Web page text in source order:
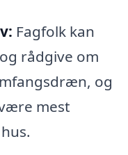
Fagfolk kan
rådgive om
og
mest